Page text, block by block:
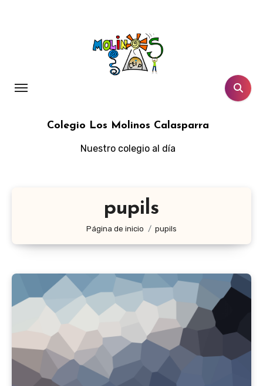
Colegio Los Molinos Calasparra
Nuestro colegio al día
pupils
Página de inicio pupils